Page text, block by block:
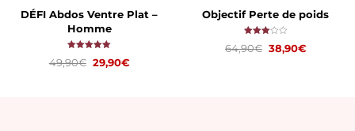
DÉFI Abdos Ventre Plat –
Homme
5.00
49,90€ 29,90€
Objectif Perte de poids
3.00
64,90€ 38,90€